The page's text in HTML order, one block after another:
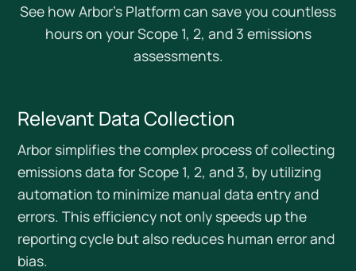
See how Arbor’s Platform can save you countless
hours on your Scope 1, 2, and 3 emissions
assessments.
Relevant Data Collection
Arbor simplifies the complex process of collecting
emissions data for Scope 1, 2, and 3, by utilizing
automation to minimize manual data entry and
errors. This efficiency not only speeds up the
reporting cycle but also reduces human error and
bias.